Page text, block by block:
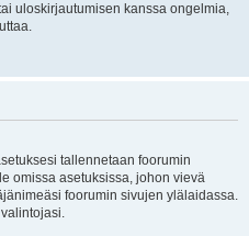
uloskirjautumisen kanssa ongelmia,
tallennetaan foorumin
omissa asetuksissa, johon vievä
foorumin sivujen ylälaidassa.